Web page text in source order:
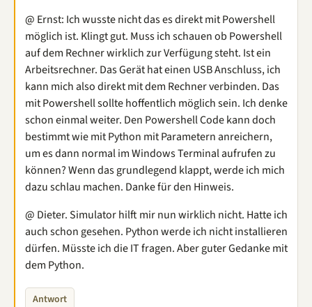
@ Ernst: Ich wusste nicht das es direkt mit Powershell
möglich ist. Klingt gut. Muss ich schauen ob Powershell
auf dem Rechner wirklich zur Verfügung steht. Ist ein
Arbeitsrechner. Das Gerät hat einen USB Anschluss, ich
kann mich also direkt mit dem Rechner verbinden. Das
mit Powershell sollte hoffentlich möglich sein. Ich denke
schon einmal weiter. Den Powershell Code kann doch
bestimmt wie mit Python mit Parametern anreichern,
um es dann normal im Windows Terminal aufrufen zu
können? Wenn das grundlegend klappt, werde ich mich
dazu schlau machen. Danke für den Hinweis.
@ Dieter. Simulator hilft mir nun wirklich nicht. Hatte ich
auch schon gesehen. Python werde ich nicht installieren
dürfen. Müsste ich die IT fragen. Aber guter Gedanke mit
dem Python.
Antwort